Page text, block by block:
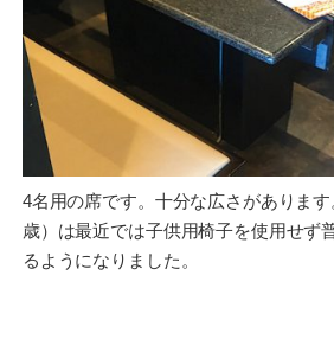
4名用の席です。十分な広さがありま
歳）は最近では子供用椅子を使用せず
るようになりました。